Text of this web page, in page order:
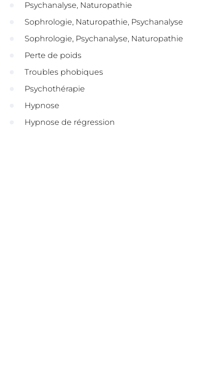
Psychanalyse, Naturopathie
Sophrologie, Naturopathie, Psychanalyse
Sophrologie, Psychanalyse, Naturopathie
Perte de poids
Troubles phobiques
Psychothérapie
Hypnose
Hypnose de régression